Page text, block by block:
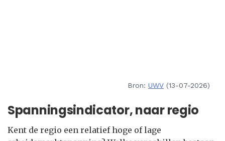
Bron: UWV (13-07-2026)
Spanningsindicator, naar regio
Kent de regio een relatief hoge of lage